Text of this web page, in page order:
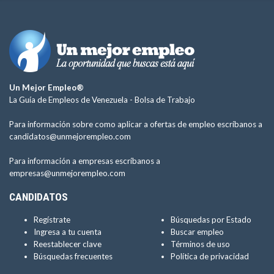
Un Mejor Empleo®
La Guía de Empleos de Venezuela - Bolsa de Trabajo
Para información sobre como aplicar a ofertas de empleo escríbanos a
candidatos@unmejorempleo.com
Para información a empresas escríbanos a
empresas@unmejorempleo.com
CANDIDATOS
Regístrate
Ingresa a tu cuenta
Reestablecer clave
Búsquedas frecuentes
Búsquedas por Estado
Buscar empleo
Términos de uso
Política de privacidad